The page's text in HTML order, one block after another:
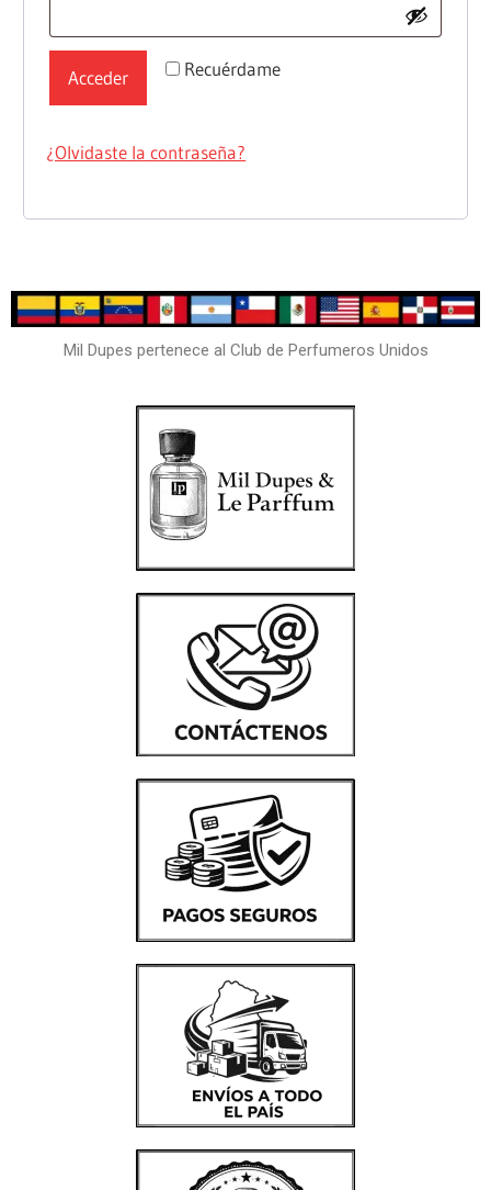
Recuérdame
Acceder
¿Olvidaste la contraseña?
Mil Dupes pertenece al Club de Perfumeros Unidos